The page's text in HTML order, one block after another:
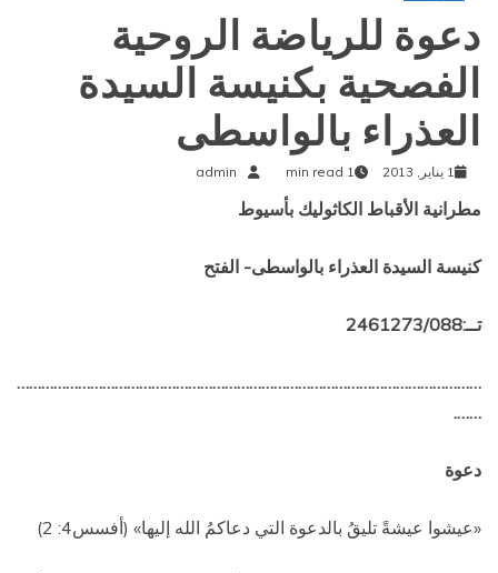
دعوة للرياضة الروحية
الفصحية بكنيسة السيدة
العذراء بالواسطى
1 يناير, 2013 1 min read
admin
مطرانية الأقباط الكاثوليك بأسيوط
كنيسة السيدة العذراء بالواسطى- الفتح
تــ:2461273/088
……………………………………………………………………………………………………
…….
دعوة
«عيشوا عيشةً تليقُ بالدعوة التي دعاكمُ الله إليها» (أفسس4: 2)